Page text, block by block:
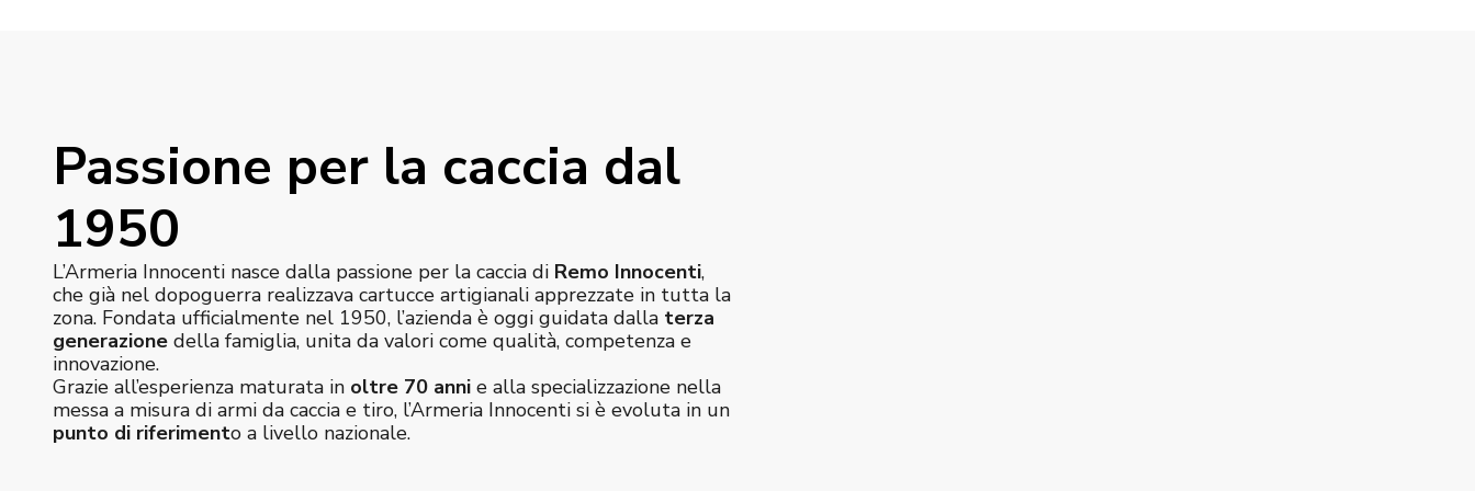
Passione per la caccia dal
1950
L’Armeria Innocenti nasce dalla passione per la caccia di Remo Innocenti,
che già nel dopoguerra realizzava cartucce artigianali apprezzate in tutta la
zona. Fondata ufficialmente nel 1950, l’azienda è oggi guidata dalla terza
generazione della famiglia, unita da valori come qualità, competenza e
innovazione.
Grazie all’esperienza maturata in oltre 70 anni e alla specializzazione nella
messa a misura di armi da caccia e tiro, l’Armeria Innocenti si è evoluta in un
punto di riferimento a livello nazionale.